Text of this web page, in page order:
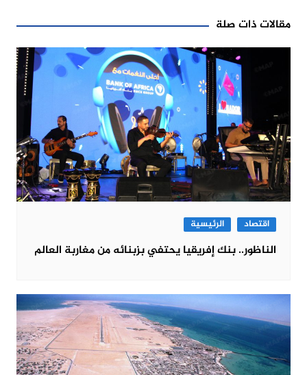
مقالات ذات صلة
اقتصاد الرئيسية
الناظور.. بنك إفريقيا يحتفي بزبنائه من مغاربة العالم